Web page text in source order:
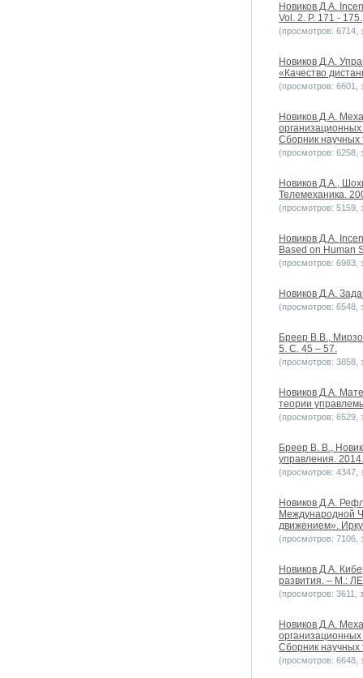
Новиков Д.А.
Vol. 2. P. 171 - 175.
(просмотров: 6714,
Новиков Д.А.
«Качество
(просмотров: 6601,
Новиков Д.А.
Сборник научных
(просмотров: 6258,
Новиков Д.А.,
Телемеханика.
(просмотров: 5159,
Новиков Д.А.
Based on Human
(просмотров: 6983,
Новиков Д.А.
(просмотров: 6548,
Бреер В.В.,
5. С. 45 – 57.
(просмотров: 3858,
Новиков Д.А.
теории
(просмотров: 6529,
Бреер В. В.,
управления.
(просмотров: 4347,
Новиков Д.А.
Международной
движением».
(просмотров: 7106,
Новиков Д.А.
развития. – М.:
(просмотров: 3611,
Новиков Д.А.
Сборник научных
(просмотров: 6648,